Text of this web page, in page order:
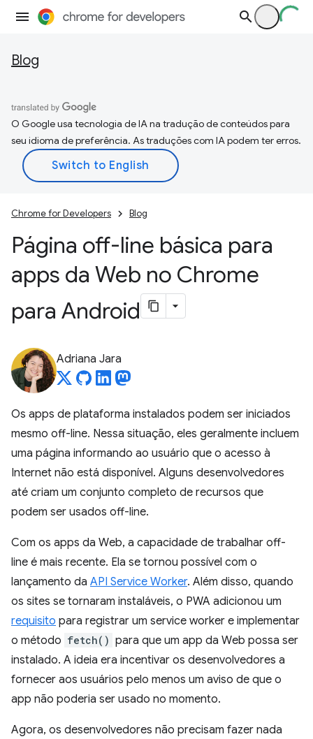
Blog
O Google usa tecnologia de IA na tradução de conteúdos para
seu idioma de preferência. As traduções com IA podem ter erros.
Chrome for Developers Blog
Página off-line básica para
apps da Web no Chrome
para Android
Adriana Jara
Os apps de plataforma instalados podem ser iniciados
mesmo off-line. Nessa situação, eles geralmente incluem
uma página informando ao usuário que o acesso à
Internet não está disponível. Alguns desenvolvedores
até criam um conjunto completo de recursos que
podem ser usados off-line.
Com os apps da Web, a capacidade de trabalhar off-
line é mais recente. Ela se tornou possível com o
lançamento da API Service Worker. Além disso, quando
os sites se tornaram instaláveis, o PWA adicionou um
requisito para registrar um service worker e implementar
o método fetch() para que um app da Web possa ser
instalado. A ideia era incentivar os desenvolvedores a
fornecer aos usuários pelo menos um aviso de que o
app não poderia ser usado no momento.
Agora, os desenvolvedores não precisam fazer nada